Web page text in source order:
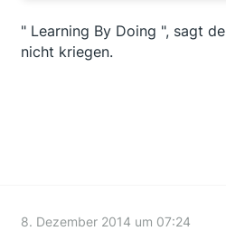
" Learning By Doing ", sagt
nicht kriegen.
8. Dezember 2014 um 07:24